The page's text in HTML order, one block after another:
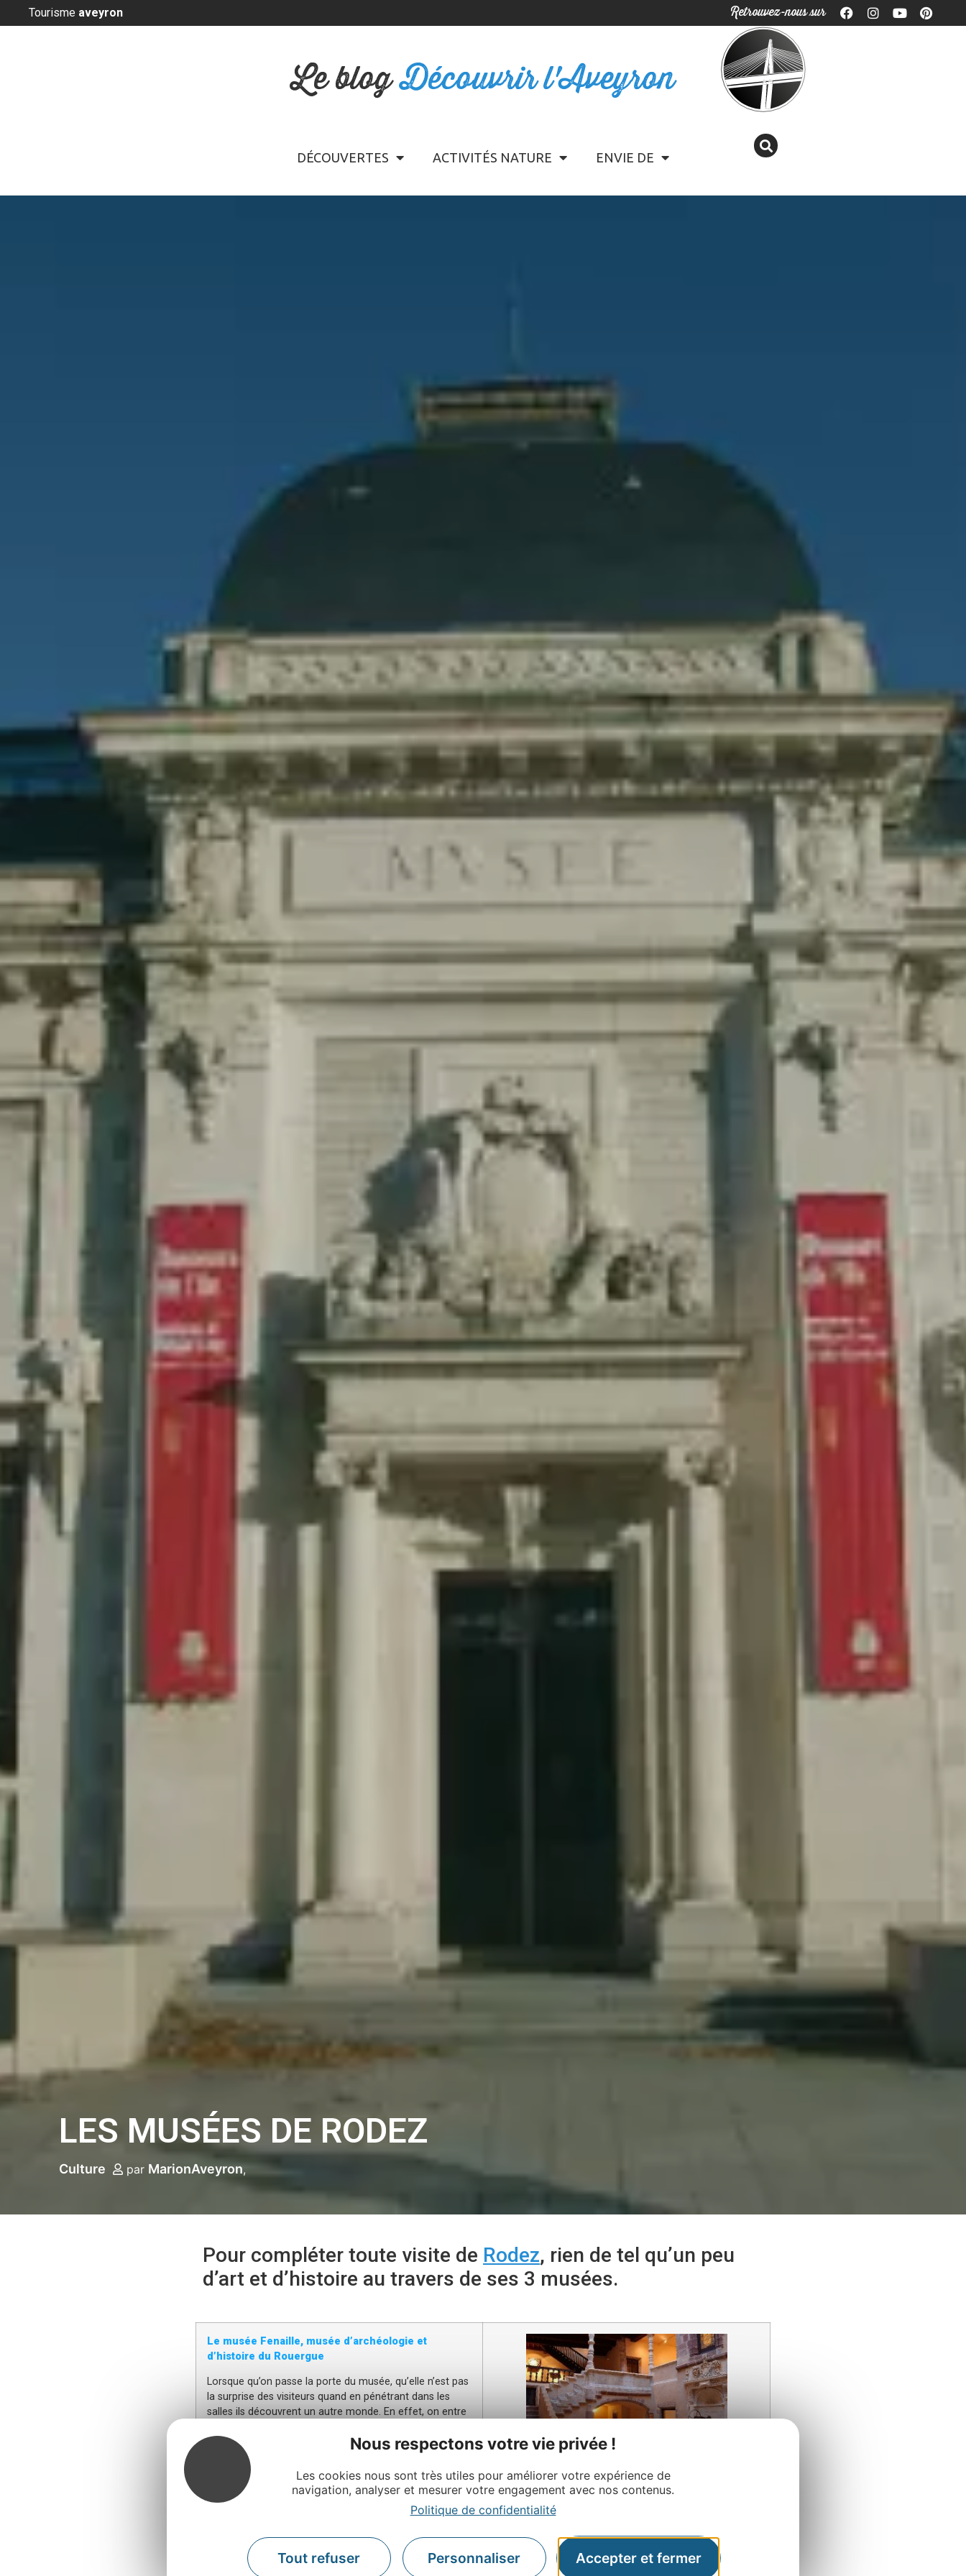
Panneau de gestion des cookies
Nous respectons votre vie privée !
Les cookies nous sont très utiles pour améliorer votre expérience de
navigation, analyser et mesurer votre engagement avec nos contenus.
Politique de confidentialité
Tout refuser Personnaliser Accepter et fermer
Tourisme aveyron Retrouvez-nous sur
Le blogDécouvrir l'Aveyron
DÉCOUVERTES ACTIVITÉS NATURE ENVIE DE
LES MUSÉES DE RODEZ
Culture par MarionAveyron
Pour compléter toute visite de Rodez, rien de tel qu’un peu
d’art et d’histoire au travers de ses 3 musées.
Le musée Fenaille, musée d’archéologie et
d’histoire du Rouergue
Lorsque qu’on passe la porte du musée, qu’elle n’est pas
la surprise des visiteurs quand en pénétrant dans les
salles ils découvrent un autre monde. En effet, on entre
visite, à l’ancien Hôtel Jouéry superbement restauré. Ici,
c’est le passé et l’histoire de l’Aveyron et du Rouergue
qui priment. Mais surtout, on découvre l’impressionnante
collection de
statues-menhirs , la plus importante en
Europe.
des expositions temporaires toute l’année. Des
guidées
sont régulièrement organisées ainsi que des
ateliers pour les